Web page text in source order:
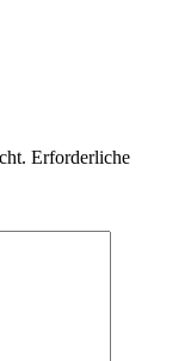
Erforderliche